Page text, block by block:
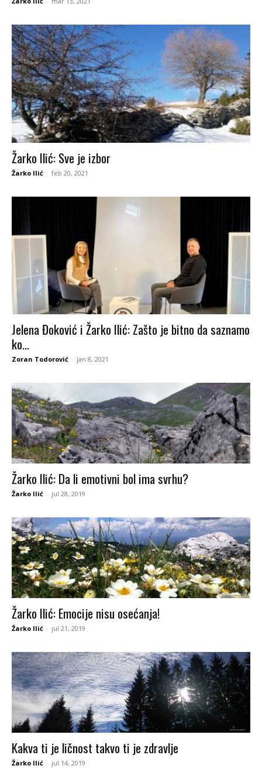
Žarko Ilić: Sve je izbor
Žarko Ilić - feb 20, 2021
Jelena Đoković i Žarko Ilić: Zašto je bitno da saznamo
ko...
Zoran Todorović - jan 8, 2021
Žarko Ilić: Da li emotivni bol ima svrhu?
Žarko Ilić - jul 28, 2019
Žarko Ilić: Emocije nisu osećanja!
Žarko Ilić - jul 21, 2019
Kakva ti je ličnost takvo ti je zdravlje
Žarko Ilić - jul 14, 2019